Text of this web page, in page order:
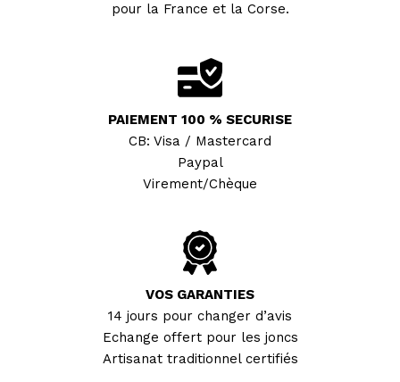
pour la France et la Corse.
PAIEMENT 100 % SECURISE
CB: Visa / Mastercard
Paypal
Virement/Chèque
VOS GARANTIES
14 jours pour changer d’avis
Echange offert pour les joncs
Artisanat traditionnel certifiés